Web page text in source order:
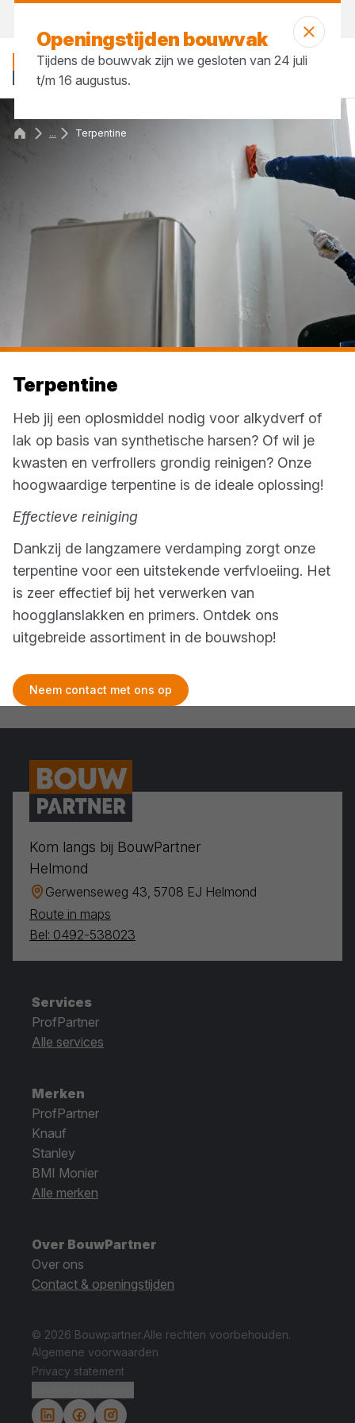
... Terpentine
Terpentine
Heb jij een oplosmiddel nodig voor alkydverf of
lak op basis van synthetische harsen? Of wil je
kwasten en verfrollers grondig reinigen? Onze
hoogwaardige terpentine is de ideale oplossing!
Effectieve reiniging
Dankzij de langzamere verdamping zorgt onze
terpentine voor een uitstekende verfvloeiing. Het
is zeer effectief bij het verwerken van
hoogglanslakken en primers. Ontdek ons
uitgebreide assortiment in de bouwshop!
Neem contact met ons op
Openingstijden bouwvak
Tijdens de bouwvak zijn we gesloten van 24 juli
t/m 16 augustus.
Kom langs bij BouwPartner
Helmond
Gerwenseweg 43, 5708 EJ Helmond
Route in maps
Bel: 0492-538023
Services
ProfPartner
Alle services
Merken
ProfPartner
Knauf
Stanley
BMI Monier
Alle merken
Over BouwPartner
Over ons
Contact & openingstijden
© 2026 Bouwpartner.Alle rechten voorbehouden.
Algemene voorwaarden
Privacy statement